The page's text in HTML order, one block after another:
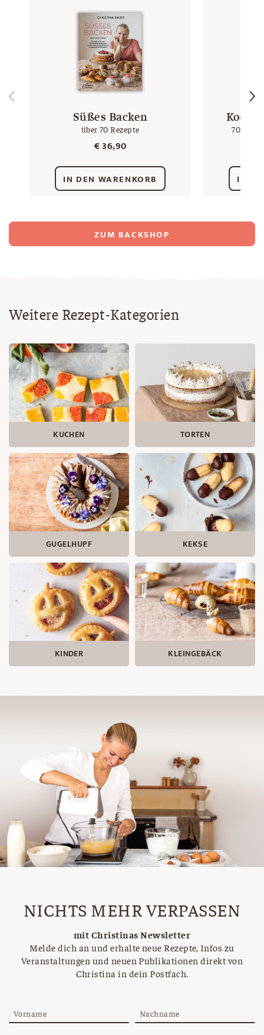
Süßes Backen
über 70 Rezepte
€36,90
IN DEN WARENKORB
70
IN
ZUM BACKSHOP
Weitere Rezept-Kategorien
KUCHEN TORTEN
GUGELHUPF KEKSE
KINDER KLEINGEBÄCK
NICHTS MEHR VERPASSEN
mit Christinas Newsletter
Melde dich an und erhalte neue Rezepte, Infos zu
Veranstaltungen und neuen Publikationen direkt von
Christina in dein Postfach.
Vorname Nachname